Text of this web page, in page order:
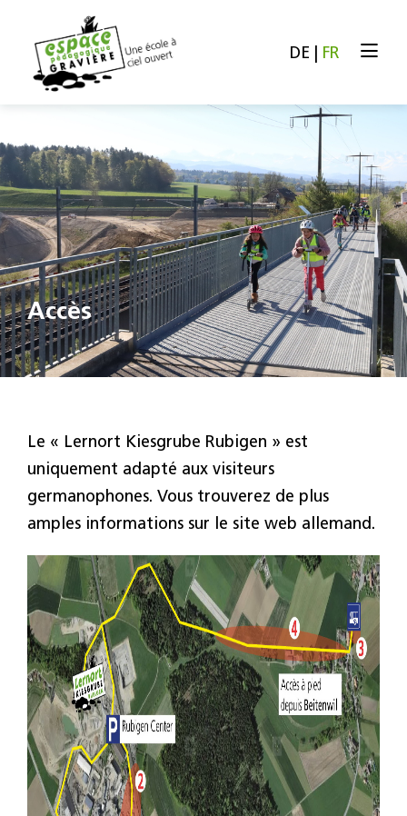
DE FR
Accès
Le « Lernort Kiesgrube Rubigen » est
uniquement adapté aux visiteurs
germanophones. Vous trouverez de plus
amples informations sur le site web allemand.